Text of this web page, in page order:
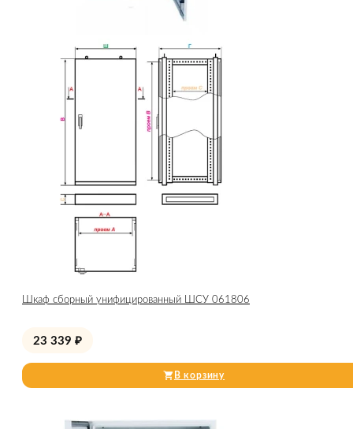
Шкаф сборный унифицированный ШСУ 061806
23 339 ₽
В корзину